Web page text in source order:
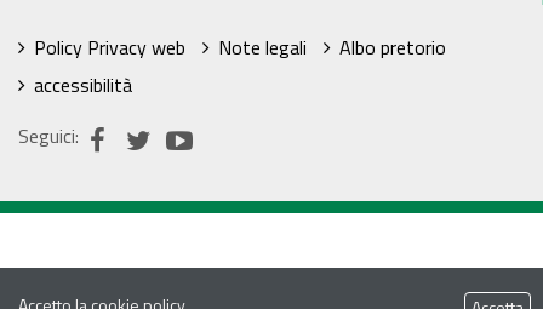
Policy Privacy web Note legali
Albo pretorio
accessibilità
Seguici: